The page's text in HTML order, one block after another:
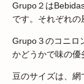
Grupo２は
です。それぞれの
Grupo３のコニロ
かどうかで味の優
豆のサイズは、網